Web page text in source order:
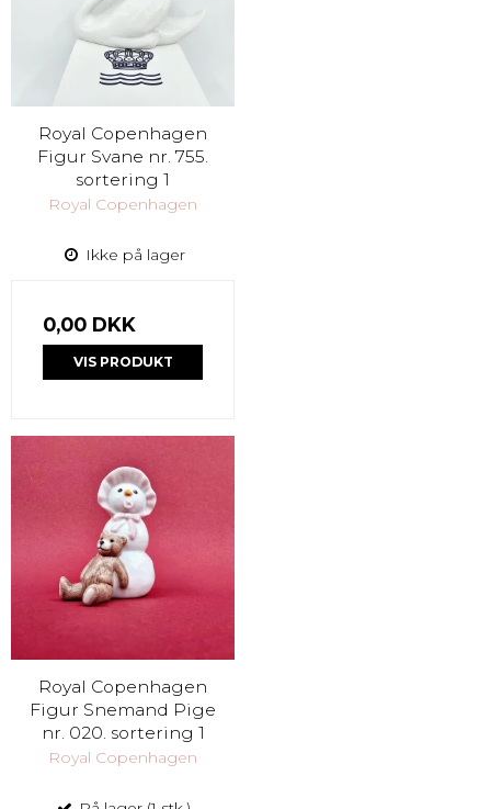
Royal Copenhagen
Figur Svane nr. 755.
sortering 1
Royal Copenhagen
Ikke på lager
0,00 DKK
VIS PRODUKT
Royal Copenhagen
Figur Snemand Pige
nr. 020. sortering 1
Royal Copenhagen